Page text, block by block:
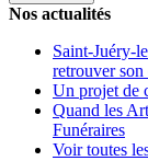
Nos actualités
Saint-Juéry-
retrouver son
Un projet de
Quand les
Funéraires
Voir toutes